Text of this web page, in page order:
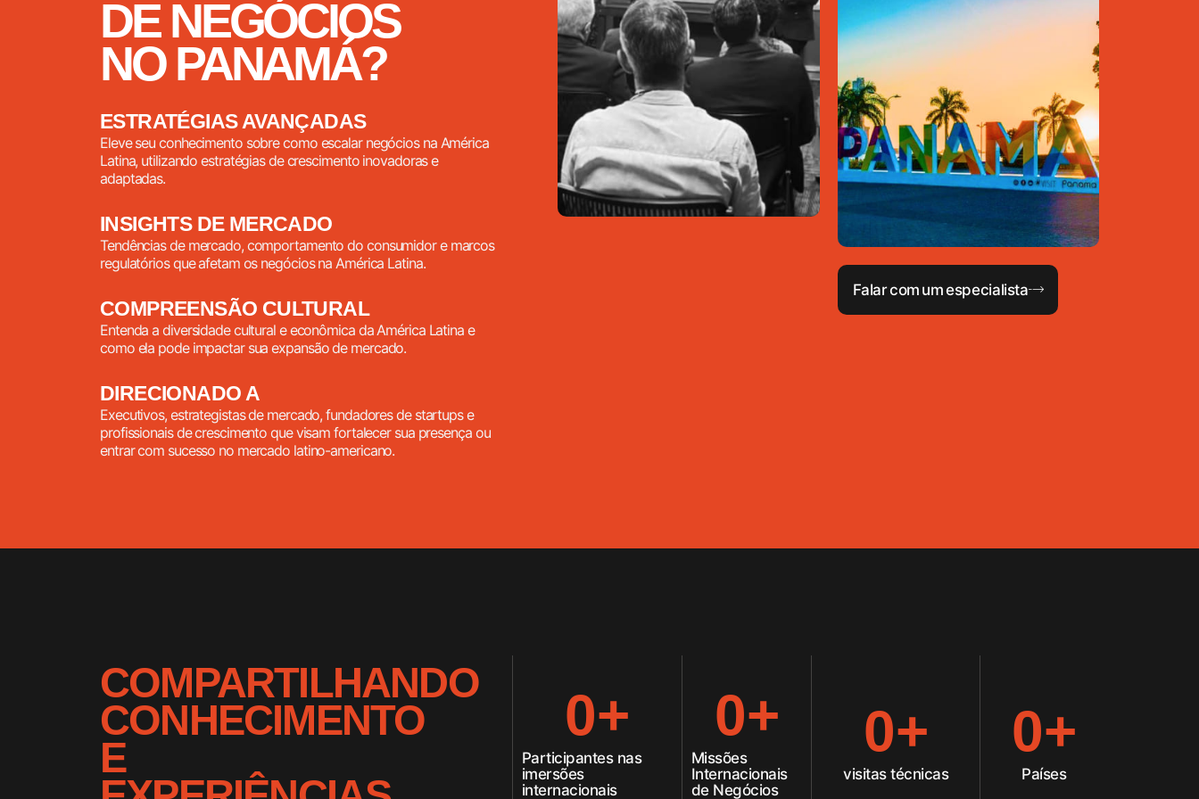
DE NEGÓCIOS
NO PANAMÁ?
ESTRATÉGIAS AVANÇADAS
Eleve seu conhecimento sobre como escalar negócios na América
Latina, utilizando estratégias de crescimento inovadoras e
adaptadas.
INSIGHTS DE MERCADO
Tendências de mercado, comportamento do consumidor e marcos
regulatórios que afetam os negócios na América Latina.
COMPREENSÃO CULTURAL
Entenda a diversidade cultural e econômica da América Latina e
como ela pode impactar sua expansão de mercado.
DIRECIONADO A
Executivos, estrategistas de mercado, fundadores de startups e
profissionais de crescimento que visam fortalecer sua presença ou
entrar com sucesso no mercado latino-americano.
Falar com um especialista
COMPARTILHANDO
CONHECIMENTO
E
Participantes nas
imersões
internacionais
0+
Missões
Internacionais
de Negócios
0+
visitas técnicas
0+
Países
0+